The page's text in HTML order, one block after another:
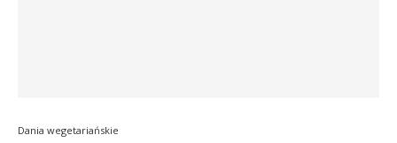
Dania wegetariańskie